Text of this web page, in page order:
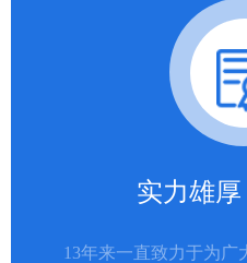
实力雄
13年来一直致力于为广